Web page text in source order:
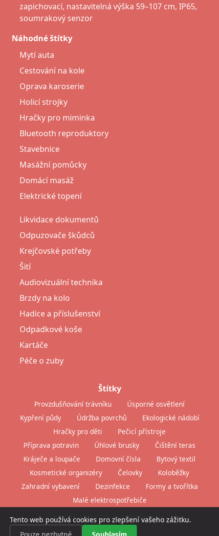
zapichovací, nastavitelná výška 59–107 cm, IP65,
soumrakový senzor
Náhodné štítky
Mytí auta
Cestování na kole
Oprava karoserie
Holicí strojky
Hračky pro miminka
Bluetooth reproduktory
Stavebnice
Masážní pomůcky
Domácí masáž
Elektrické topení
Likvidace dokumentů
Odpuzovače škůdců
Krejčovské potřeby
Šití
Audiovizuální technika
Brzdy na kolo
Hadice a příslušenství
Odpadkové koše
Kartáče
Péče o zuby
Štítky
Provzdušňování trávníku
Úsporné osvětlení
Kypření půdy
Údržba povrchů
Ekologické nádobí
Hračky pro děti
Pečicí přístroje
Příprava potravin
Úhlové brusky
Čištění teras
Kráječe a loupače
Domovní čísla
Bytový textil
Kosmetické organizéry
Čelovky
Koloběžky
Zahradní vybavení
Dezinfekce
Formy a tvořítka
Malé elektrospotřebiče
© 2026 MIGHTY BUSINESS s.r.o.
Tento web používá cookies pro zlepšení vašeho zážitku.